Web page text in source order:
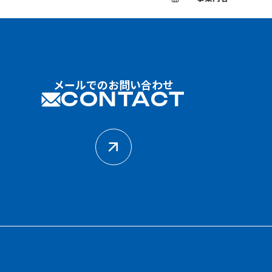
メールでのお問い合わせ
CONTACT